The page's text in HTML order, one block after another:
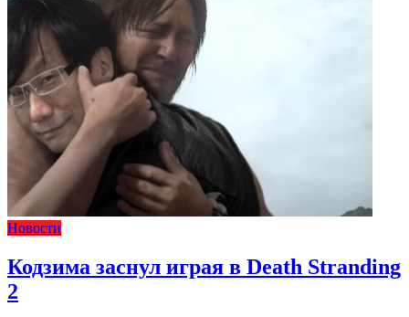
Новости
Кодзима заснул играя в Death Stranding
2